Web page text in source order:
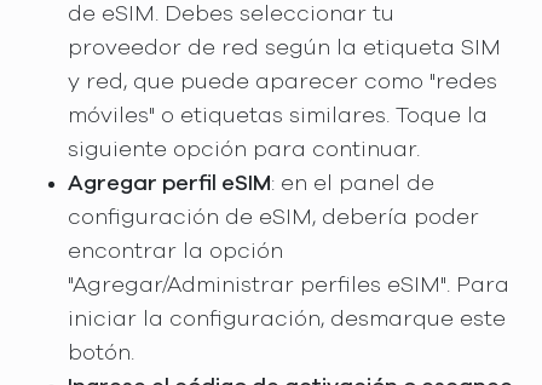
de eSIM. Debes seleccionar tu
proveedor de red según la etiqueta SIM
y red, que puede aparecer como "redes
móviles" o etiquetas similares. Toque la
siguiente opción para continuar.
Agregar perfil eSIM: en el panel de
configuración de eSIM, debería poder
encontrar la opción
"Agregar/Administrar perfiles eSIM". Para
iniciar la configuración, desmarque este
botón.